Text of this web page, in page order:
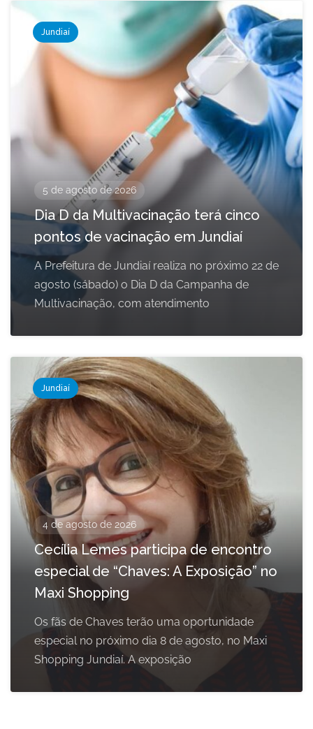
Jundiaí
5 de agosto de 2026
Dia D da Multivacinação terá cinco
pontos de vacinação em Jundiaí
A Prefeitura de Jundiaí realiza no próximo 22 de
agosto (sábado) o Dia D da Campanha de
Multivacinação, com atendimento
Jundiaí
4 de agosto de 2026
Cecília Lemes participa de encontro
especial de “Chaves: A Exposição” no
Maxi Shopping
Os fãs de Chaves terão uma oportunidade
especial no próximo dia 8 de agosto, no Maxi
Shopping Jundiaí. A exposição